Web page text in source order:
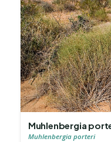
Muhlenbergia
Muhlenbergia porteri